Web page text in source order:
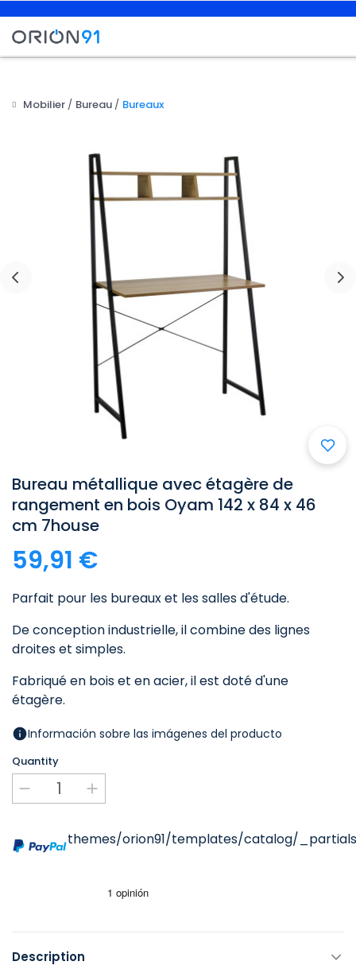
Mobilier Bureau Bureaux
Bureau métallique avec étagère de
rangement en bois Oyam 142 x 84 x 46
cm 7house
59,91 €
Parfait pour les bureaux et les salles d'étude.
De conception industrielle, il combine des lignes
droites et simples.
Fabriqué en bois et en acier, il est doté d'une
étagère.
Información sobre las imágenes del producto
Quantity
themes/orion91/templates/catalog/
Description